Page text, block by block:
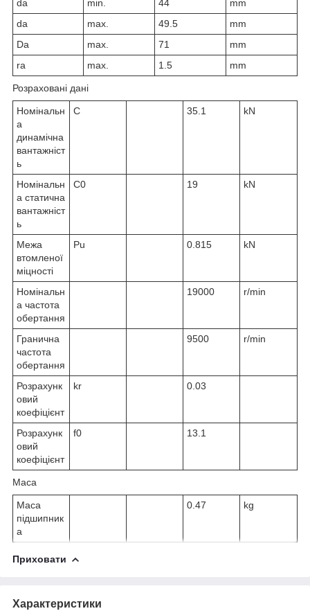
da min. 44
mm
da max. 49.5
mm
Da max. 71
mm
ra max. 1.5 mm
Розраховані дані
Номінальн
а
динамічна
вантажніст
ь
C 35.1 kN
Номінальн
а статична
вантажніст
ь
C0 19 kN
Межа
втомленої
міцності
Pu 0.815 kN
Номінальн
а частота
обертання
19000 r/min
Гранична
частота
обертання
9500 r/min
Розрахунк
овий
коефіцієнт
kr 0.03
Розрахунк
овий
коефіцієнт
f0 13.1
Маса
Маса
підшипник
а
0.47 kg
Приховати
Характеристики